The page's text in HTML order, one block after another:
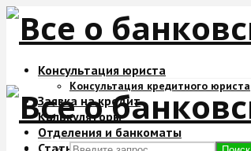
Консультация юриста
Консультация кредитного юриста
Заявка на кредит
Калькуляторы
Отделения и банкоматы
Статьи